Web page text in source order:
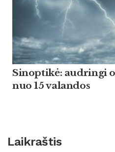
Sinoptikė: audringi
nuo 15 valandos
Laikraštis